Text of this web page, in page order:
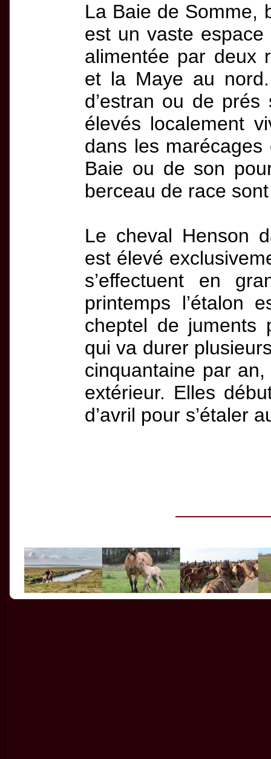
La Baie de Somme,
est un vaste
alimentée par deux
et la Maye au
d’estran ou de
élevés localement
dans les
Baie ou de son
berceau de race
Le cheval Henson
est élevé
s’effectuent en
printemps l’étalon
cheptel de juments
qui va durer
cinquantaine par
extérieur. Elles
d’avril pour s’étaler